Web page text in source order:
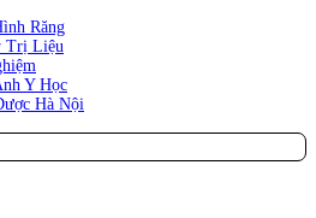
Răng
Trị Liệu
Y Học
Hà Nội